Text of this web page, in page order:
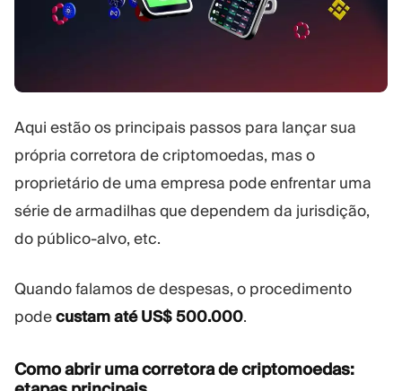
Aqui estão os principais passos para lançar sua
própria corretora de criptomoedas, mas o
proprietário de uma empresa pode enfrentar uma
série de armadilhas que dependem da jurisdição,
do público-alvo, etc.
Quando falamos de despesas, o procedimento
podecustam até US$ 500.000.
Como abrir uma corretora de criptomoedas: